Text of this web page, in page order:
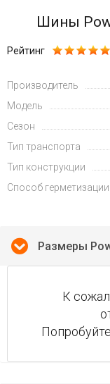
Вс:
до
Шины
Рейтинг
Производитель
Модель
Сезон
Тип транспорта
Тип конструкции
Способ герметизации
Размеры
К